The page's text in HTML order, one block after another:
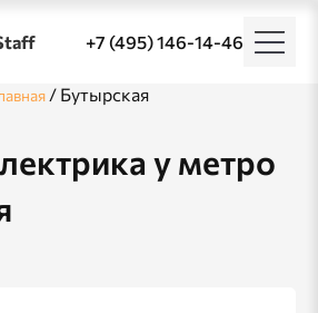
+7 (495) 146-14-46
/ Бутырская
у метро